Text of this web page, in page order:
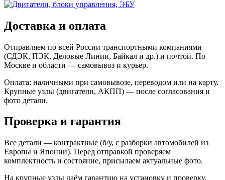
Доставка и оплата
Отправляем по всей России транспортными компаниями
(СДЭК, ПЭК, Деловые Линии, Байкал и др.) и почтой. По
Москве и области — самовывоз и курьер.
Оплата: наличными при самовывозе, переводом или на карту.
Крупные узлы (двигатели, АКПП) — после согласования и
фото детали.
Проверка и гарантия
Все детали — контрактные (б/у, с разборки автомобилей из
Европы и Японии). Перед отправкой проверяем
комплектность и состояние, присылаем актуальные фото.
На крупные узлы даём гарантию на установку и проверку.